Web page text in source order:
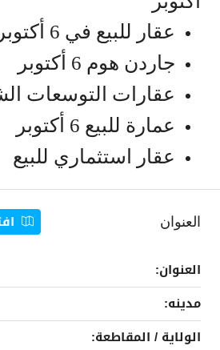
عقار للبيع في 6 أكتوبر
جاردن هوم 6 أكتوبر
عقارات التوسعات
عمارة للبيع 6 أكتوبر
عقار استثماري للبيع
عقارات الشيخ زايد
الاستثمار العقاري في 6العنوان
العنوان:
مدينه:
الولاية / المقاطعة: